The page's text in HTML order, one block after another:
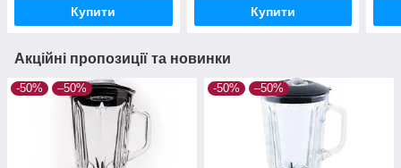
Купити Купити
Акційні пропозиції та новинки
-50% –50% -50% –50%